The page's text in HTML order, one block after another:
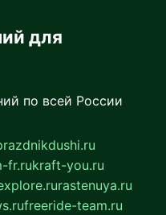
для
по всей России
fr.rukraft-you.ru
rastenuya.ru
freeride-team.ru